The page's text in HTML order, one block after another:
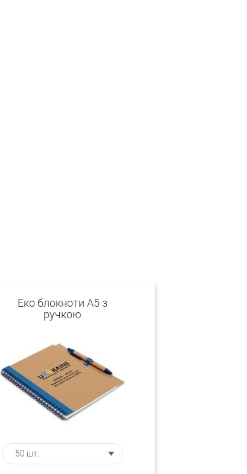
Еко блокноти А5 з
ручкою